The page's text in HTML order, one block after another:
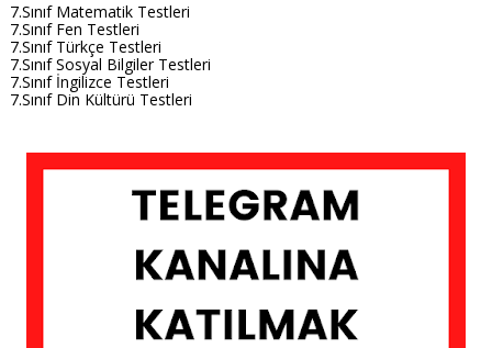
7.Sınıf Matematik Testleri
7.Sınıf Fen Testleri
7.Sınıf Türkçe Testleri
7.Sınıf Sosyal Bilgiler Testleri
7.Sınıf İngilizce Testleri
7.Sınıf Din Kültürü Testleri